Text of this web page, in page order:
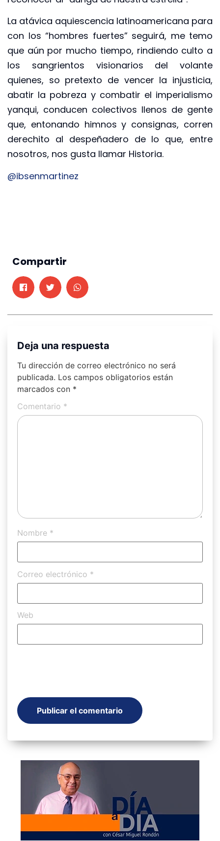
La atávica aquiescencia latinoamericana para
con los “hombres fuertes” seguirá, me temo
que aún por mucho tiempo, rindiendo culto a
los sangrientos visionarios del volante
quienes, so pretexto de vencer la injusticia,
abatir la pobreza y combatir el imperialismo
yanqui, conducen colectivos llenos de gente
que, entonando himnos y consignas, corren
derechito al despeñadero de lo que, entre
nosotros, nos gusta llamar Historia.
@ibsenmartinez
Compartir
Deja una respuesta
Tu dirección de correo electrónico no será
publicada. Los campos obligatorios están
marcados con *
Comentario *
Nombre *
Correo electrónico *
Web